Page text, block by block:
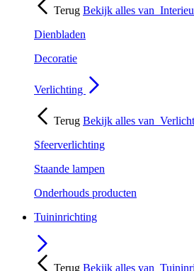
Terug Bekijk alles van
Dienbladen
Decoratie
Verlichting
Terug Bekijk alles van
Sfeerverlichting
Staande lampen
Onderhouds producten
Tuininrichting
Terug Bekijk alles van